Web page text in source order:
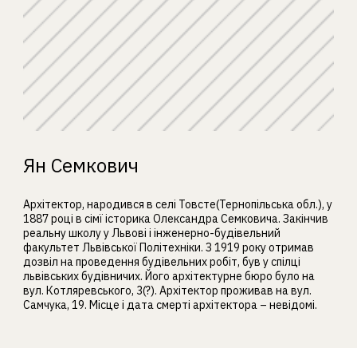
Ян Семкович
Архітектор, народився в селі Товсте(Тернопільська обл.), у
1887 році в сімї історика Олександра Семковича. Закінчив
реальну школу у Львові і інженерно-будівельний
факультет Львівської Політехніки. З 1919 року отримав
дозвіл на проведення будівельних робіт, був у спілці
львівських будівничих. Його архітектурне бюро було на
вул. Котляревського, 3(?). Архітектор проживав на вул.
Самчука, 19. Місце і дата смерті архітектора – невідомі.